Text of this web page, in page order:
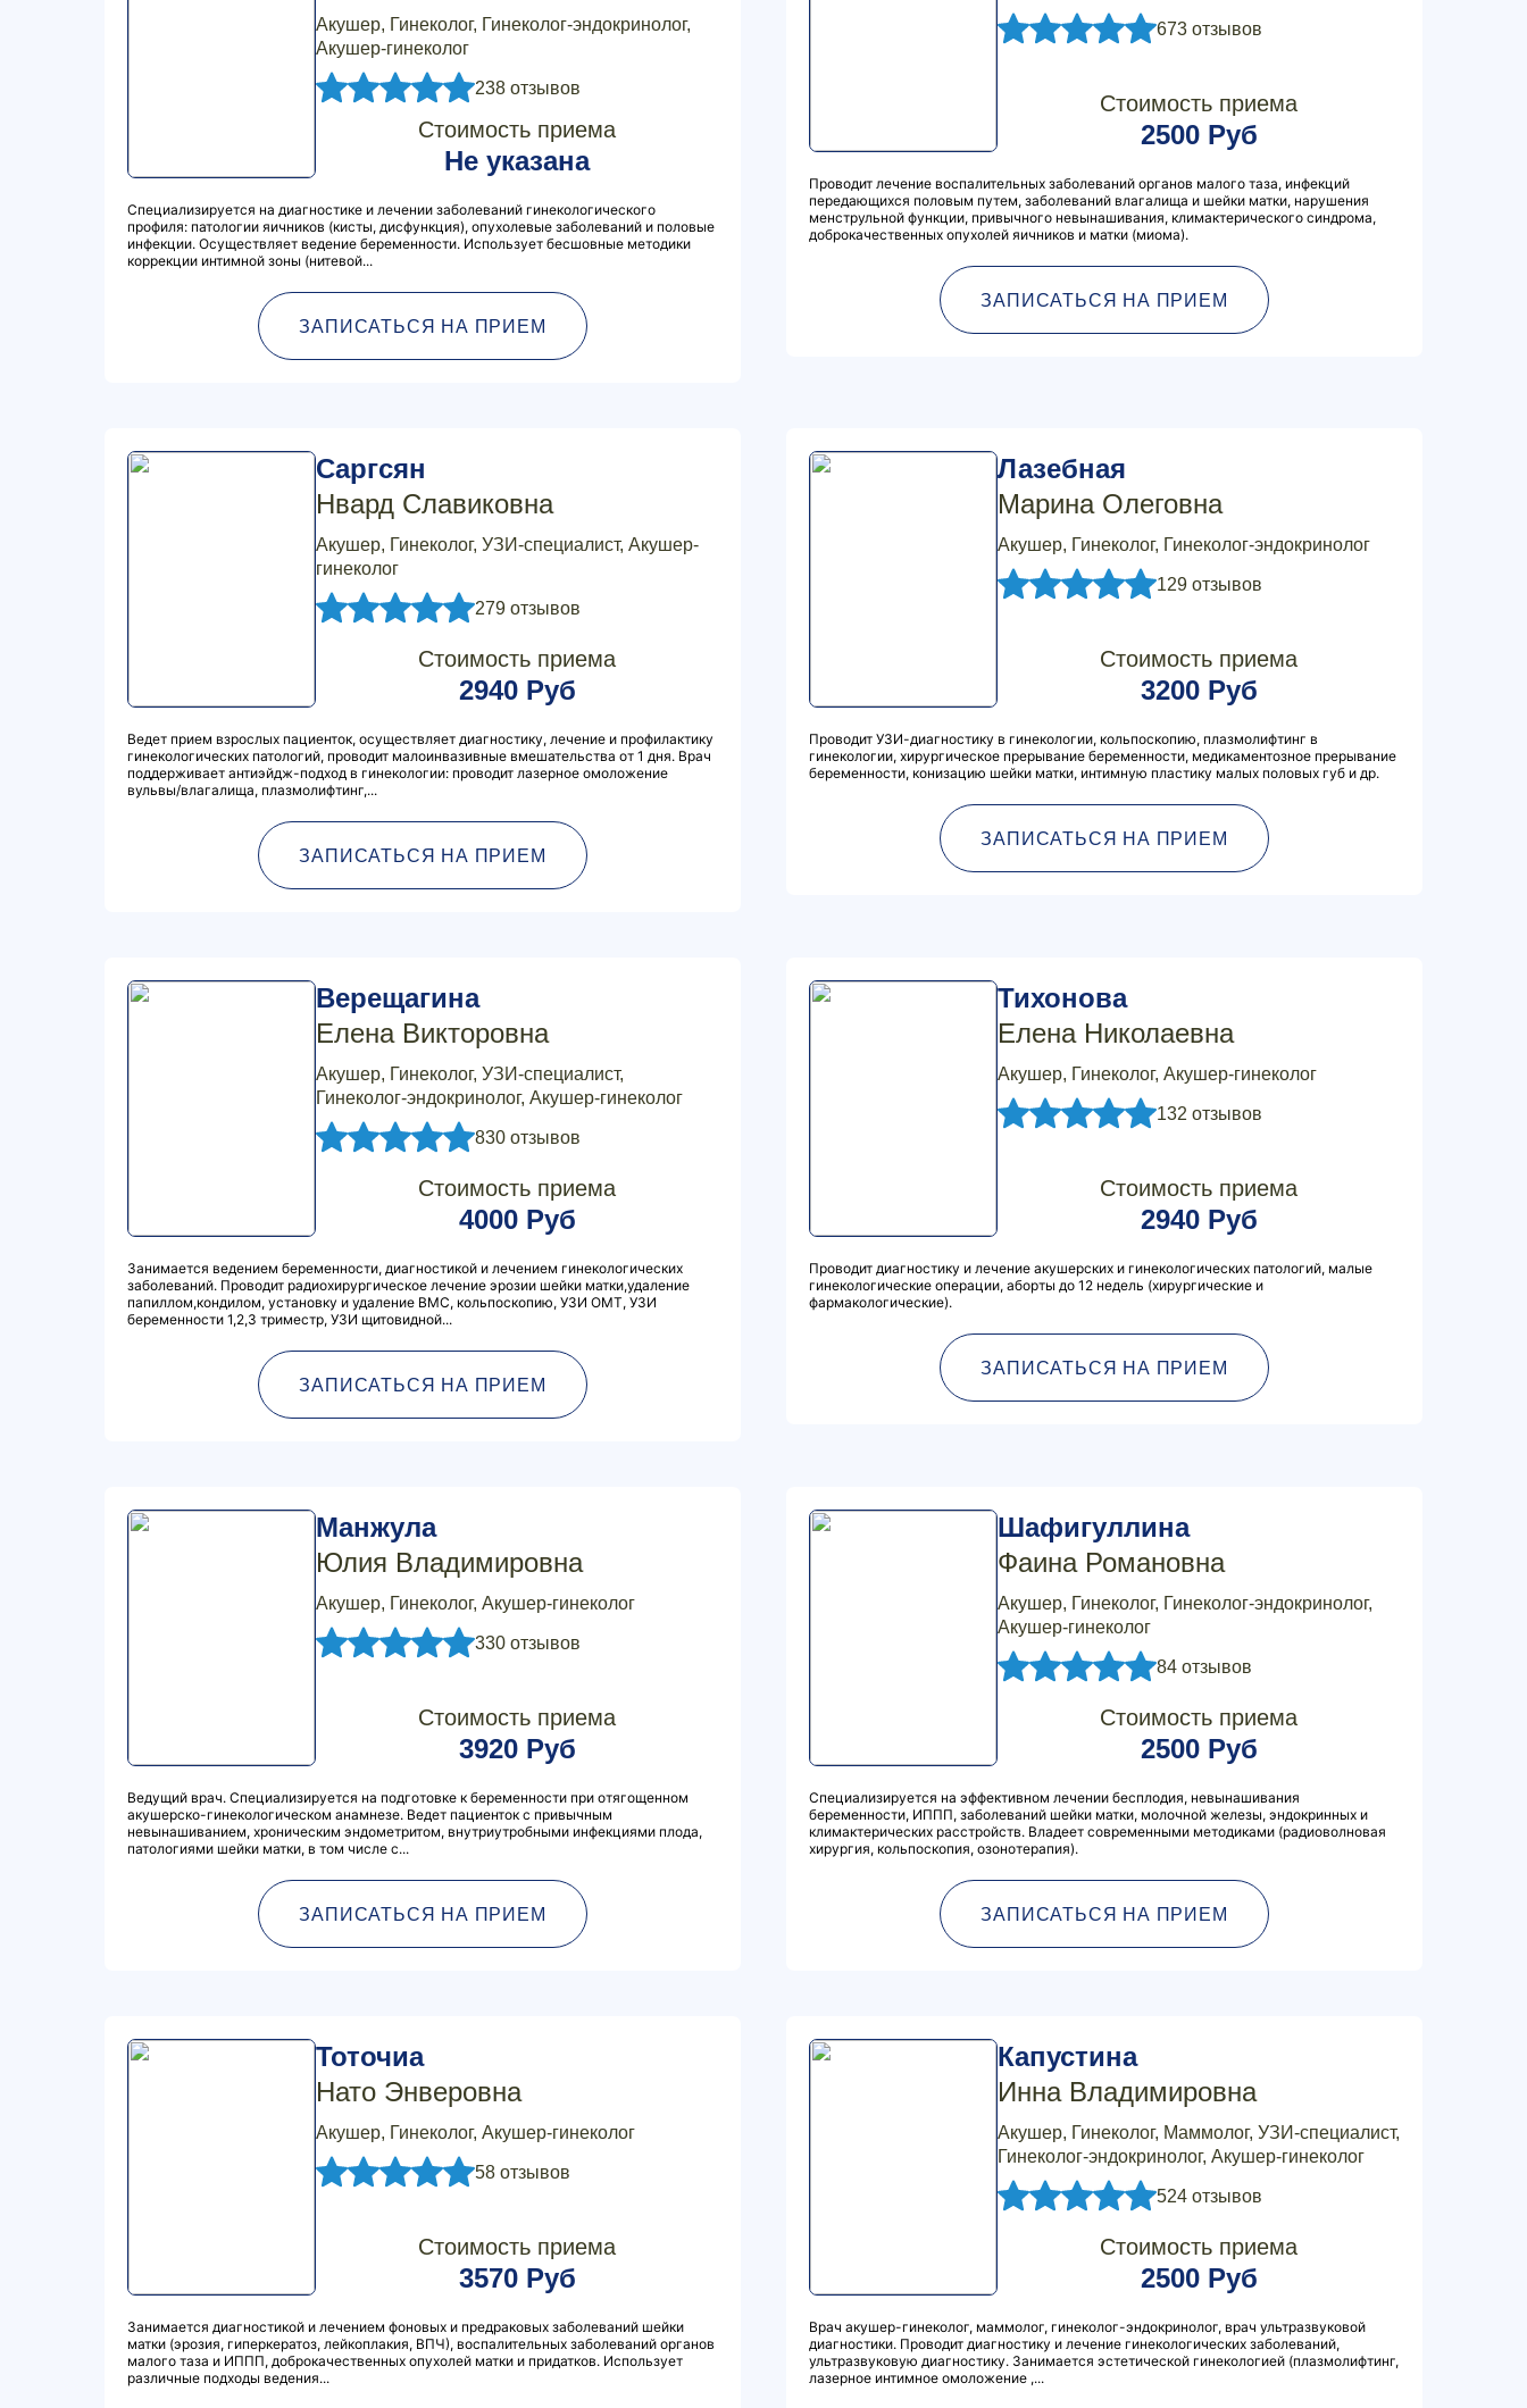
Акушер, Гинеколог, Гинеколог-эндокринолог,
Акушер-гинеколог
238 отзывов
Стоимость приема
Не указана
Специализируется на диагностике и лечении заболеваний гинекологического
профиля: патологии яичников (кисты, дисфункция), опухолевые заболеваний и половые
инфекции. Осуществляет ведение беременности. Использует бесшовные методики
коррекции интимной зоны (нитевой...
ЗАПИСАТЬСЯ НА ПРИЕМ
673 отзывов
Стоимость приема
2500 Руб
Проводит лечение воспалительных заболеваний органов малого таза, инфекций
передающихся половым путем, заболеваний влагалища и шейки матки, нарушения
менструльной функции, привычного невынашивания, климактерического синдрома,
доброкачественных опухолей яичников и матки (миома).
ЗАПИСАТЬСЯ НА ПРИЕМ
Саргсян
Нвард Славиковна
Акушер, Гинеколог, УЗИ-специалист, Акушер-
гинеколог
279 отзывов
Стоимость приема
2940 Руб
Ведет прием взрослых пациенток, осуществляет диагностику, лечение и профилактику
гинекологических патологий, проводит малоинвазивные вмешательства от 1 дня. Врач
поддерживает антиэйдж-подход в гинекологии: проводит лазерное омоложение
вульвы/влагалища, плазмолифтинг,...
ЗАПИСАТЬСЯ НА ПРИЕМ
Лазебная
Марина Олеговна
Акушер, Гинеколог, Гинеколог-эндокринолог
129 отзывов
Стоимость приема
3200 Руб
Проводит УЗИ-диагностику в гинекологии, кольпоскопию, плазмолифтинг в
гинекологии, хирургическое прерывание беременности, медикаментозное прерывание
беременности, конизацию шейки матки, интимную пластику малых половых губ и др.
ЗАПИСАТЬСЯ НА ПРИЕМ
Верещагина
Елена Викторовна
Акушер, Гинеколог, УЗИ-специалист,
Гинеколог-эндокринолог, Акушер-гинеколог
830 отзывов
Стоимость приема
4000 Руб
Занимается ведением беременности, диагностикой и лечением гинекологических
заболеваний. Проводит радиохирургическое лечение эрозии шейки матки,удаление
папиллом,кондилом, установку и удаление ВМС, кольпоскопию, УЗИ ОМТ, УЗИ
беременности 1,2,3 триместр, УЗИ щитовидной...
ЗАПИСАТЬСЯ НА ПРИЕМ
Тихонова
Елена Николаевна
Акушер, Гинеколог, Акушер-гинеколог
132 отзывов
Стоимость приема
2940 Руб
Проводит диагностику и лечение акушерских и гинекологических патологий, малые
гинекологические операции, аборты до 12 недель (хирургические и
фармакологические).
ЗАПИСАТЬСЯ НА ПРИЕМ
Манжула
Юлия Владимировна
Акушер, Гинеколог, Акушер-гинеколог
330 отзывов
Стоимость приема
3920 Руб
Ведущий врач. Специализируется на подготовке к беременности при отягощенном
акушерско-гинекологическом анамнезе. Ведет пациенток с привычным
невынашиванием, хроническим эндометритом, внутриутробными инфекциями плода,
патологиями шейки матки, в том числе с...
ЗАПИСАТЬСЯ НА ПРИЕМ
Шафигуллина
Фаина Романовна
Акушер, Гинеколог, Гинеколог-эндокринолог,
Акушер-гинеколог
84 отзывов
Стоимость приема
2500 Руб
Специализируется на эффективном лечении бесплодия, невынашивания
беременности, ИППП, заболеваний шейки матки, молочной железы, эндокринных и
климактерических расстройств. Владеет современными методиками (радиоволновая
хирургия, кольпоскопия, озонотерапия).
ЗАПИСАТЬСЯ НА ПРИЕМ
Тоточиа
Нато Энверовна
Акушер, Гинеколог, Акушер-гинеколог
58 отзывов
Стоимость приема
3570 Руб
Занимается диагностикой и лечением фоновых и предраковых заболеваний шейки
матки (эрозия, гиперкератоз, лейкоплакия, ВПЧ), воспалительных заболеваний органов
малого таза и ИППП, доброкачественных опухолей матки и придатков. Использует
различные подходы ведения...
Капустина
Инна Владимировна
Акушер, Гинеколог, Маммолог, УЗИ-специалист,
Гинеколог-эндокринолог, Акушер-гинеколог
524 отзывов
Стоимость приема
2500 Руб
Врач акушер-гинеколог, маммолог, гинеколог-эндокринолог, врач ультразвуковой
диагностики. Проводит диагностику и лечение гинекологических заболеваний,
ультразвуковую диагностику. Занимается эстетической гинекологией (плазмолифтинг,
лазерное интимное омоложение ,...